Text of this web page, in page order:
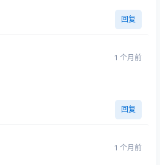
回复
1 个月前
回复
1 个月前